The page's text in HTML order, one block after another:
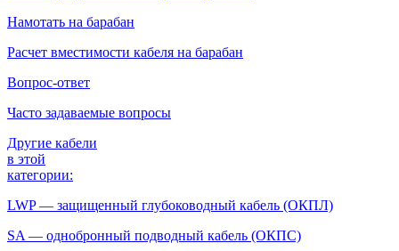
Намотать на барабан
Расчет вместимости кабеля на барабан
Вопрос-ответ
Часто задаваемые вопросы
Другие кабели
в этой
категории:
LWP — защищенный глубоководный кабель (ОКПЛ)
SA — однобронный подводный кабель (ОКПС)